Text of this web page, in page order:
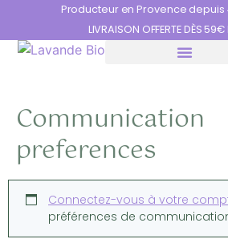
Producteur en Provence
LIVRAISON OFFERTE DÈS
Communication
preferences
Connectez-vous à votre
préférences de
Panneau de gestion des cookies